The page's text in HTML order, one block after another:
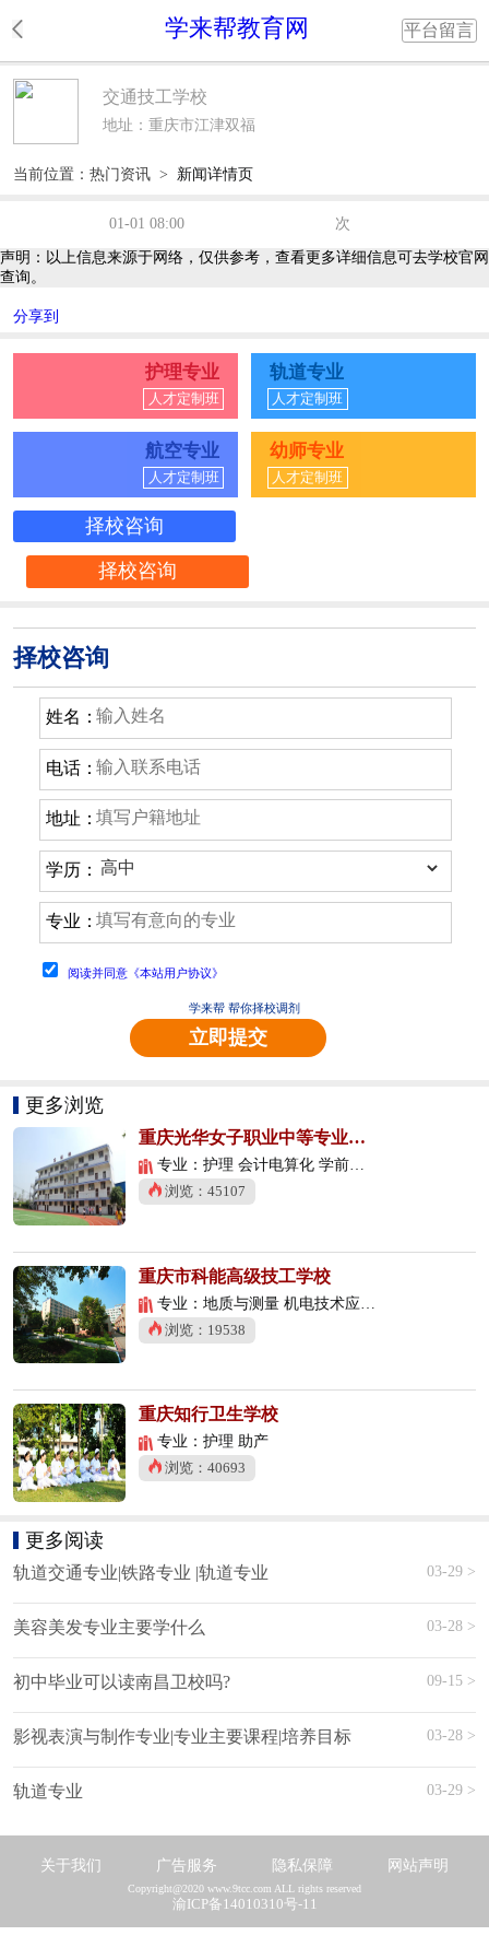
学来帮教育网 平台留言
交通技工学校
地址：重庆市江津双福
当前位置： 热门资讯 > 新闻详情页
01-01 08:00 次
声明：以上信息来源于网络，仅供参考，查看更多详细信息可去学校官网
查询。
分享到
护理专业
人才定制班
轨道专业
人才定制班
航空专业
人才定制班
幼师专业
人才定制班
择校咨询
择校咨询
择校咨询
姓名：
电话：
地址：
学历：
专业：
阅读并同意《本站用户协议》
学来帮 帮你择校调剂
立即提交
更多浏览
重庆光华女子职业中等专业学校
专业：护理 会计电算化 学前教育
浏览：45107
重庆市科能高级技工学校
专业：地质与测量 机电技术应用 数控技术应用
浏览：19538
重庆知行卫生学校
专业：护理 助产
浏览：40693
更多阅读
轨道交通专业|铁路专业 |轨道专业 03-29 >
美容美发专业主要学什么 03-28 >
初中毕业可以读南昌卫校吗? 09-15 >
影视表演与制作专业|专业主要课程|培养目标 03-28 >
轨道专业 03-29 >
关于我们 广告服务 隐私保障 网站声明
Copyright@2020 www.9tcc.com ALL rights reserved
渝ICP备14010310号-11